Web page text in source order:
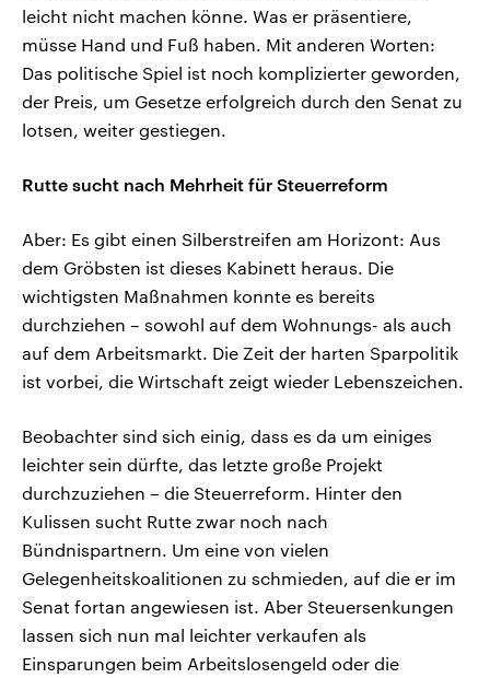
leicht nicht machen könne. Was er präsentiere,
müsse Hand und Fuß haben. Mit anderen Worten:
Das politische Spiel ist noch komplizierter geworden,
der Preis, um Gesetze erfolgreich durch den Senat zu
lotsen, weiter gestiegen.
Rutte sucht nach Mehrheit für Steuerreform
Aber: Es gibt einen Silberstreifen am Horizont: Aus
dem Gröbsten ist dieses Kabinett heraus. Die
wichtigsten Maßnahmen konnte es bereits
durchziehen – sowohl auf dem Wohnungs- als auch
auf dem Arbeitsmarkt. Die Zeit der harten Sparpolitik
ist vorbei, die Wirtschaft zeigt wieder Lebenszeichen.
Beobachter sind sich einig, dass es da um einiges
leichter sein dürfte, das letzte große Projekt
durchzuziehen – die Steuerreform. Hinter den
Kulissen sucht Rutte zwar noch nach
Bündnispartnern. Um eine von vielen
Gelegenheitskoalitionen zu schmieden, auf die er im
Senat fortan angewiesen ist. Aber Steuersenkungen
lassen sich nun mal leichter verkaufen als
Einsparungen beim Arbeitslosengeld oder die